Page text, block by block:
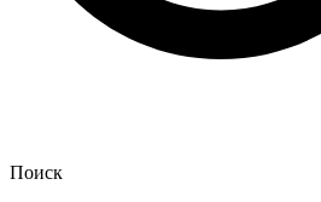
Поиск